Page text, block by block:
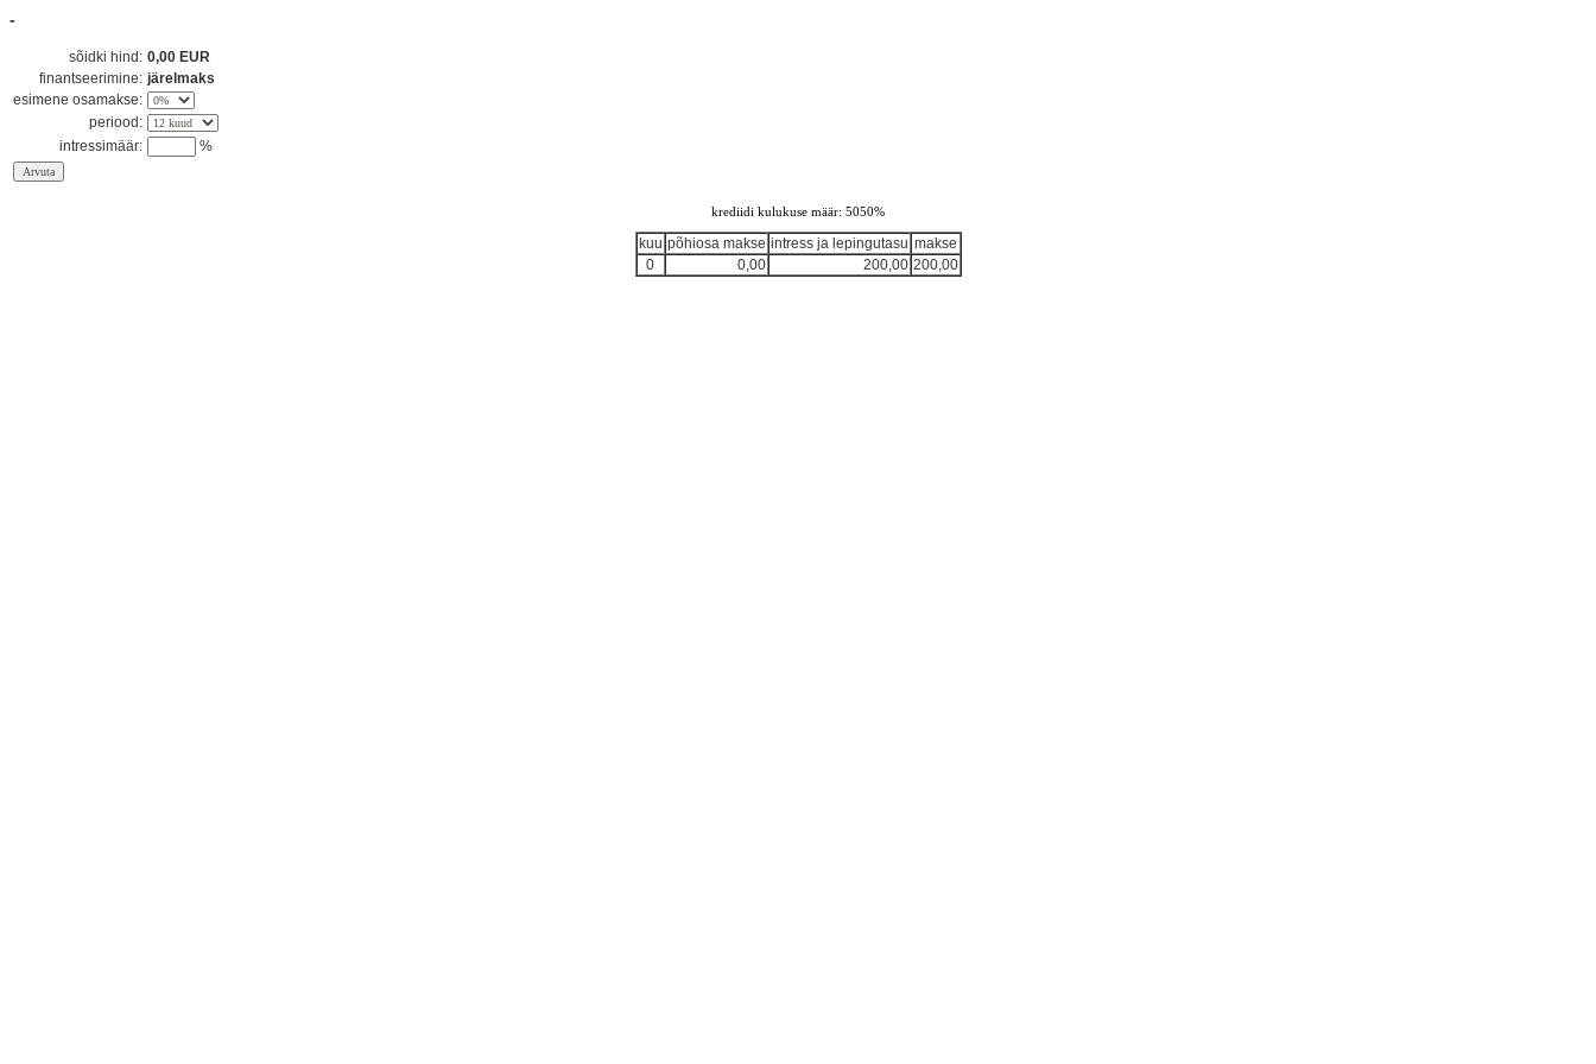
-
sõidki hind: 0,00 EUR
finantseerimine: järelmaks
esimene osamakse:
periood:
intressimäär:
%
krediidi kulukuse määr: 5050%
kuu põhiosa makse intress ja lepingutasu makse
0
0,00 200,00 200,00